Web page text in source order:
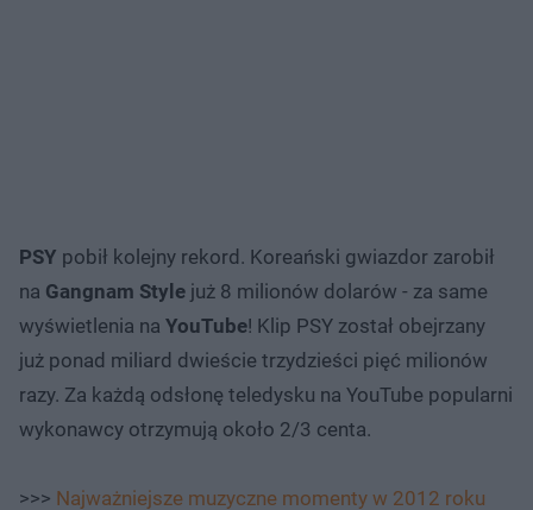
PSY pobił kolejny rekord. Koreański gwiazdor zarobił
na Gangnam Style już 8 milionów dolarów - za same
wyświetlenia na YouTube! Klip PSY został obejrzany
już ponad miliard dwieście trzydzieści pięć milionów
razy. Za każdą odsłonę teledysku na YouTube popularni
wykonawcy otrzymują około 2/3 centa.
>>> Najważniejsze muzyczne momenty w 2012 roku